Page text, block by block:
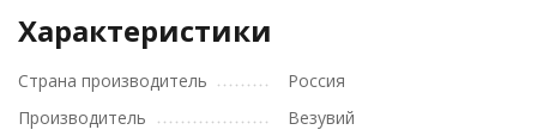
Характеристики
Страна производитель
Россия
Производитель
Везувий